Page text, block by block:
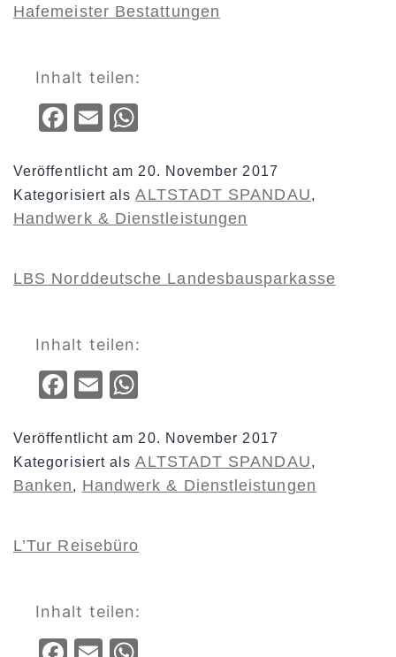
Hafemeister Bestattungen
Inhalt teilen:
Facebook
Email
Veröffentlicht am 20. November 2017
Kategorisiert alsALTSTADT SPANDAU,
Handwerk & Dienstleistungen
LBS Norddeutsche Landesbausparkasse
Inhalt teilen:
Facebook
Email
Veröffentlicht am20. November 2017
Kategorisiert alsALTSTADT SPANDAU,
Banken, Handwerk & Dienstleistungen
L’Tur Reisebüro
Inhalt teilen: